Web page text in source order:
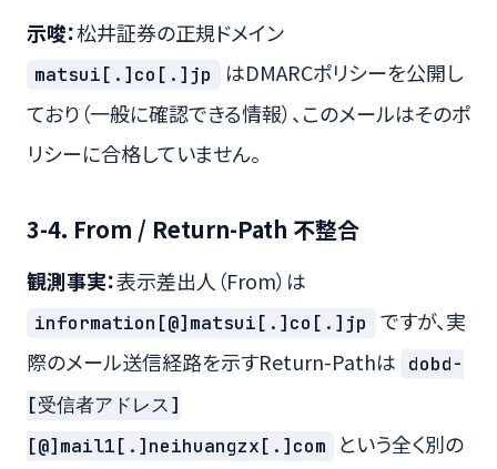
示唆：松井証券の正規ドメイン
matsui[.]co[.]jp
はDMARCポリシーを公開し
ており（一般に確認できる情報）、このメールはそのポ
リシーに合格していません。
3-4. From / Return-Path 不整合
観測事実：表示差出人（From）は
information[@]matsui[.]co[.]jp
ですが、実
際のメール送信経路を示すReturn-Pathは dobd-
[受信者アドレス]
[@]mail1[.]neihuangzx[.]com
という全く別の